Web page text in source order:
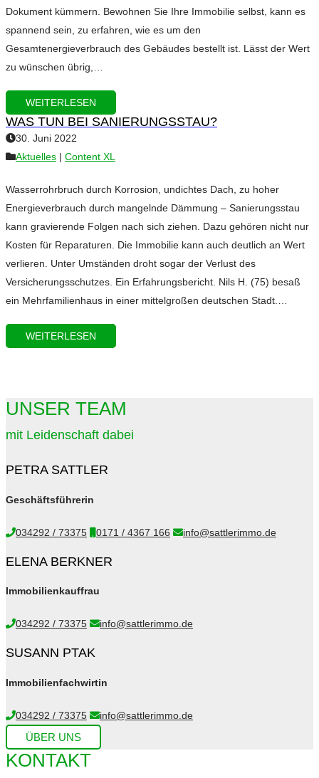
Dokument kümmern. Bewohnen Sie Ihre Immobilie selbst, kann es
spannend sein, zu erfahren, wie es um den
Gesamtenergieverbrauch des Gebäudes bestellt ist. Lässt der Wert
zu wünschen übrig,…
WEITERLESEN
WAS TUN BEI SANIERUNGSSTAU?
30. Juni 2022
Aktuelles | Content XL
Wasserrohrbruch durch Korrosion, undichtes Dach, zu hoher
Energieverbrauch durch mangelnde Dämmung – Sanierungsstau
kann gravierende Folgen nach sich ziehen. Dazu gehören nicht nur
Kosten für Reparaturen. Die Immobilie kann auch deutlich an Wert
verlieren. Unter Umständen droht sogar der Verlust des
Versicherungsschutzes. Ein Erfahrungsbericht. Nils H. (75) besaß
ein Mehrfamilienhaus in einer mittelgroßen deutschen Stadt.…
WEITERLESEN
UNSER TEAM
mit Leidenschaft dabei
PETRA SATTLER
Geschäftsführerin
034292 / 73375 0171 / 4367 166 info@sattlerimmo.de
ELENA BERKNER
Immobilienkauffrau
034292 / 73375 info@sattlerimmo.de
SUSANN PTAK
Immobilienfachwirtin
034292 / 73375 info@sattlerimmo.de
ÜBER UNS
KONTAKT